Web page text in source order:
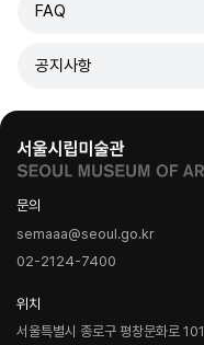
FAQ
공지사항
문의
semaaa@seoul.go.kr
02-2124-7400
위치
서울특별시 종로구 평창문화로 101